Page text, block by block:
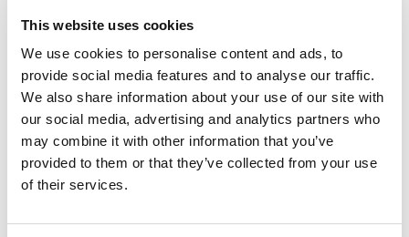
This website uses cookies
We use cookies to personalise content and ads, to
provide social media features and to analyse our traffic.
We also share information about your use of our site with
our social media, advertising and analytics partners who
may combine it with other information that you’ve
provided to them or that they’ve collected from your use
of their services.
afectada es va produir de manera lenta, al llarg de 6 dies, cosa que va
augmentar l’exposició dels habitants de la zona a la radioactivitat.
En ple context de Guerra Freda i per no mostrar-se vulnerables a
l’exterior,la Unió Soviètica va intentar tapar el desastreen un dels
pitjors exemples de gestió de la comunicació de crisi. Va trigar dos dies
en informar als seus habitants de l’accident, donant pocs detalls i
minimitzant-ne les dimensions. I va fer-ho només perquè ja havien
saltat les alarmes més enllà de les seves fronteres: el 27 d’abril, Suècia